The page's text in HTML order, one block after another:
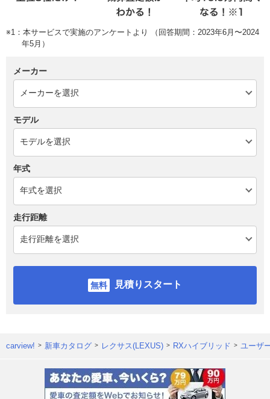
※1：本サービスで実施のアンケートより （回答期間：2023年6月〜2024
年5月）
メーカー
モデル
年式
走行距離
見積りスタート
carview! 新車カタログ レクサス(LEXUS) RXハイブリッド ユーザ